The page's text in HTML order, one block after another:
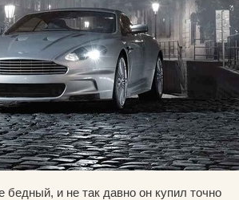
бедный, и не так давно он купил точно